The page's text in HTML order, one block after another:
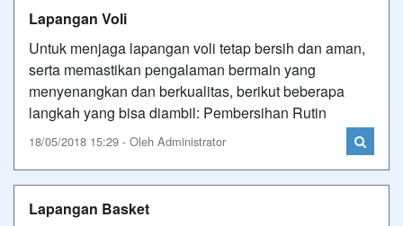
Lapangan Voli
Untuk menjaga lapangan voli tetap bersih dan aman,
serta memastikan pengalaman bermain yang
menyenangkan dan berkualitas, berikut beberapa
langkah yang bisa diambil: Pembersihan Rutin
18/05/2018 15:29 - Oleh Administrator
Lapangan Basket